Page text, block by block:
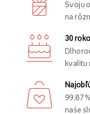
Svoju
na
30
kvalitu
99,87
naše